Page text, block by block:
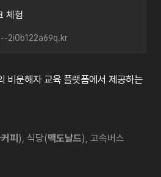
체험
2i0b122a69q.kr
비문해자 교육 플랫폼에서 제공하는
피 ), 식당(맥도날드), 고속버스